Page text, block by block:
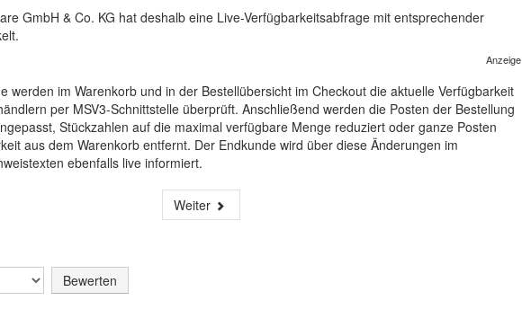
GmbH & Co. KG hat deshalb eine Live-Verfügbarkeitsabfrage mit entsprechender
Anzeige
werden im Warenkorb und in der Bestellübersicht im Checkout die aktuelle Verfügbarkeit
per MSV3-Schnittstelle überprüft. Anschließend werden die Posten der Bestellung
Stückzahlen auf die maximal verfügbare Menge reduziert oder ganze Posten
aus dem Warenkorb entfernt. Der Endkunde wird über diese Änderungen im
ebenfalls live informiert.
Weiter